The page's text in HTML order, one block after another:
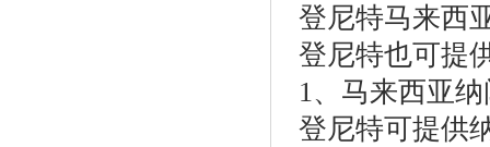
登尼特马来西
登尼特也可提
1、马来西亚
登尼特可提供